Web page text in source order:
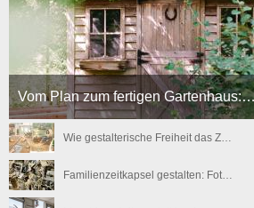
Vom Plan zum fertigen
Wie gestalterische Freiheit das Z…
Familienzeitkapsel gestalten: Fot…